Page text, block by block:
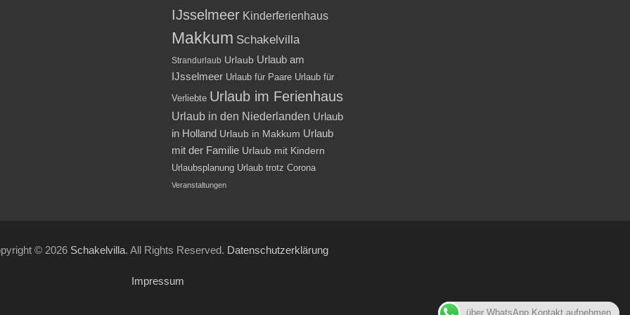
IJsselmeer Kinderferienhaus
Makkum Schakelvilla
Strandurlaub Urlaub Urlaub am
IJsselmeer Urlaub für Paare Urlaub für
Verliebte Urlaub im Ferienhaus
Urlaub in den Niederlanden Urlaub
in Holland Urlaub in Makkum Urlaub
mit der Familie Urlaub mit Kindern
Urlaubsplanung Urlaub trotz Corona
Veranstaltungen
© 2026 Schakelvilla. All Rights Reserved. Datenschutzerklärung
Impressum
über WhatsApp Kontakt aufnehmen